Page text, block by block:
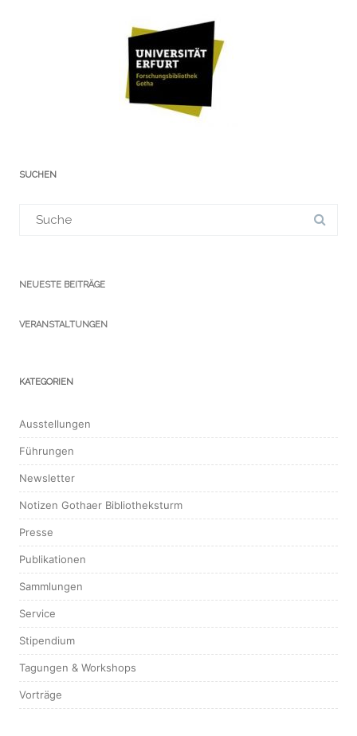
SUCHEN
für:
NEUESTE BEITRÄGE
VERANSTALTUNGEN
KATEGORIEN
Ausstellungen
Führungen
Newsletter
Notizen Gothaer Bibliotheksturm
Presse
Publikationen
Sammlungen
Service
Stipendium
Tagungen & Workshops
Vorträge